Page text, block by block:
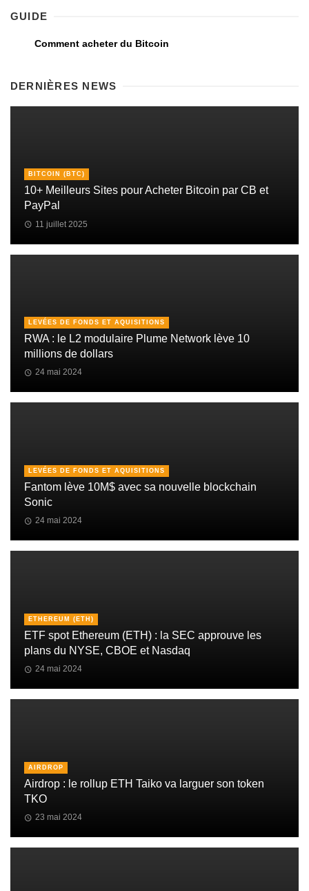
GUIDE
Comment acheter du Bitcoin
DERNIÈRES NEWS
BITCOIN (BTC)
10+ Meilleurs Sites pour Acheter Bitcoin par CB et
PayPal
11 juillet 2025
LEVÉES DE FONDS ET AQUISITIONS
RWA : le L2 modulaire Plume Network lève 10
millions de dollars
24 mai 2024
LEVÉES DE FONDS ET AQUISITIONS
Fantom lève 10M$ avec sa nouvelle blockchain
Sonic
24 mai 2024
ETHEREUM (ETH)
ETF spot Ethereum (ETH) : la SEC approuve les
plans du NYSE, CBOE et Nasdaq
24 mai 2024
AIRDROP
Airdrop : le rollup ETH Taiko va larguer son token
TKO
23 mai 2024